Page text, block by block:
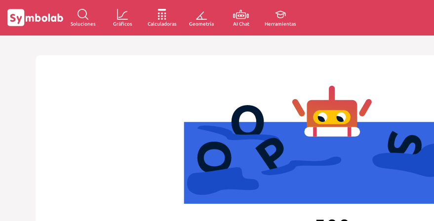
Soluciones Gráficos Calculadoras Geometría AI Chat Herramientas